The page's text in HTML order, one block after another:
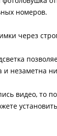
номеров.
через
и незаметна
видео, то